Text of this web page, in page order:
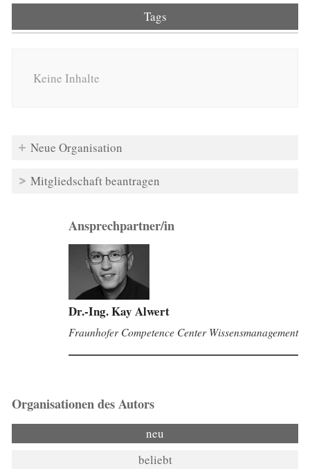
Tags
Keine Inhalte
Neue Organisation
Mitgliedschaft beantragen
Ansprechpartner/in
Dr.-Ing. Kay Alwert
Fraunhofer Competence Center Wissensmanagement
Organisationen des Autors
neu
beliebt